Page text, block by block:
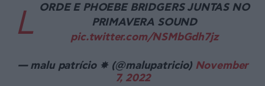
L ORDE E PHOEBE BRIDGERS JUNTAS NO
PRIMAVERA SOUND
pic.twitter.com/NSMbGdh7jz
— malu patrício ✸ (@malupatricio) November
7, 2022